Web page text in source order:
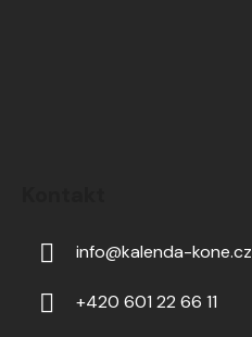
info@kalenda-kone.cz
+420 601 22 66 11